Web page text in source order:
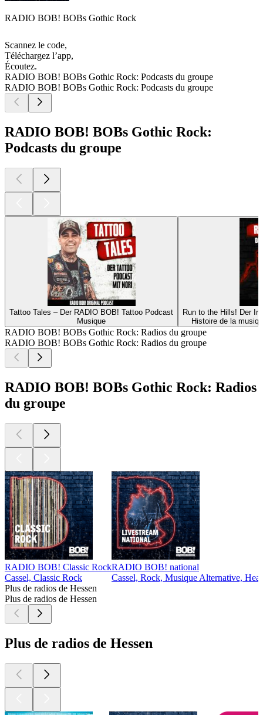
RADIO BOB! BOBs Gothic Rock
Scannez le code,
Téléchargez l’app,
Écoutez.
RADIO BOB! BOBs Gothic Rock: Podcasts du groupe
RADIO BOB! BOBs Gothic Rock: Podcasts du groupe
RADIO BOB! BOBs Gothic Rock:
Podcasts du groupe
Tattoo Tales – Der RADIO BOB! Tattoo Podcast
Musique
Run to the Hills! Der
Histoire de la
RADIO BOB! BOBs Gothic Rock: Radios du groupe
RADIO BOB! BOBs Gothic Rock: Radios du groupe
RADIO BOB! BOBs Gothic Rock: Radios
du groupe
RADIO BOB! Classic Rock
Cassel, Classic Rock
RADIO BOB! national
Cassel, Rock, Musique Alternative,
Plus de radios de Hessen
Plus de radios de Hessen
Plus de radios de Hessen